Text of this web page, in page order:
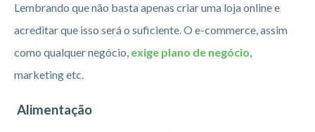
Lembrando que não basta apenas criar uma loja online e
acreditar que isso será o suficiente. O e-commerce, assim
como qualquer negócio, exige plano de negócio,
marketing etc.
Alimentação